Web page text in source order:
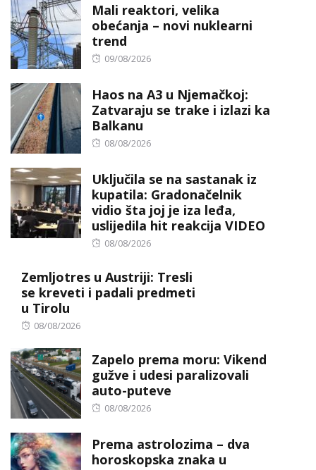
Mali reaktori, velika
obećanja – novi nuklearni
trend
Posted
09/08/2026
Haos na A3 u Njemačkoj:
Zatvaraju se trake i izlazi ka
Balkanu
Posted
08/08/2026
Uključila se na sastanak iz
kupatila: Gradonačelnik
vidio šta joj je iza leđa,
uslijedila hit reakcija VIDEO
Posted
08/08/2026
Zemljotres u Austriji: Tresli
se kreveti i padali predmeti
u Tirolu
Posted
08/08/2026
Zapelo prema moru: Vikend
gužve i udesi paralizovali
auto-puteve
Posted
08/08/2026
Prema astrolozima – dva
horoskopska znaka u